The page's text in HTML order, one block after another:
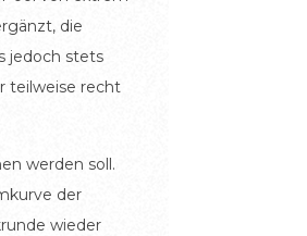
die
jedoch stets
teilweise recht
werden soll.
der
wieder